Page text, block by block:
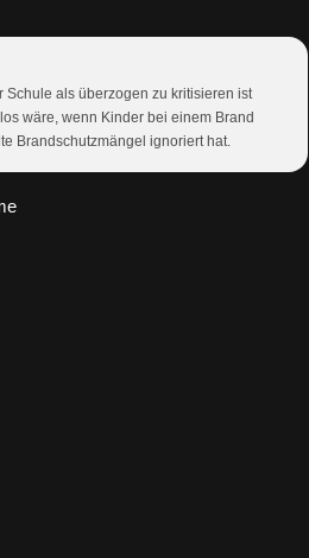
als überzogen zu kritisieren ist
wäre, wenn Kinder bei einem Brand
Brandschutzmängel ignoriert hat.